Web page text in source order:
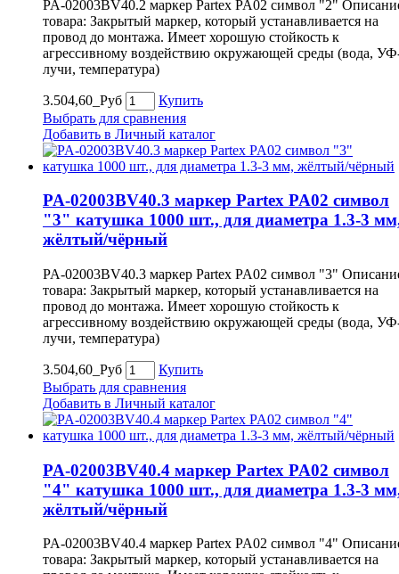
PA-02003BV40.2 маркер Partex PA02 символ "2"
товара: Закрытый маркер, который устанавливается на
провод до монтажа. Имеет хорошую стойкость к
агрессивному воздействию окружающей среды (вода,
лучи, температура)
3.504,60_Руб
Купить
Выбрать для сравнения
Добавить в Личный каталог
PA-02003BV40.3 маркер Partex PA02 символ
"3" катушка 1000 шт., для диаметра 1.3-3
жёлтый/чёрный
PA-02003BV40.3 маркер Partex PA02 символ "3"
товара: Закрытый маркер, который устанавливается на
провод до монтажа. Имеет хорошую стойкость к
агрессивному воздействию окружающей среды (вода,
лучи, температура)
3.504,60_Руб
Купить
Выбрать для сравнения
Добавить в Личный каталог
PA-02003BV40.4 маркер Partex PA02 символ
"4" катушка 1000 шт., для диаметра 1.3-3
жёлтый/чёрный
PA-02003BV40.4 маркер Partex PA02 символ "4"
товара: Закрытый маркер, который устанавливается на